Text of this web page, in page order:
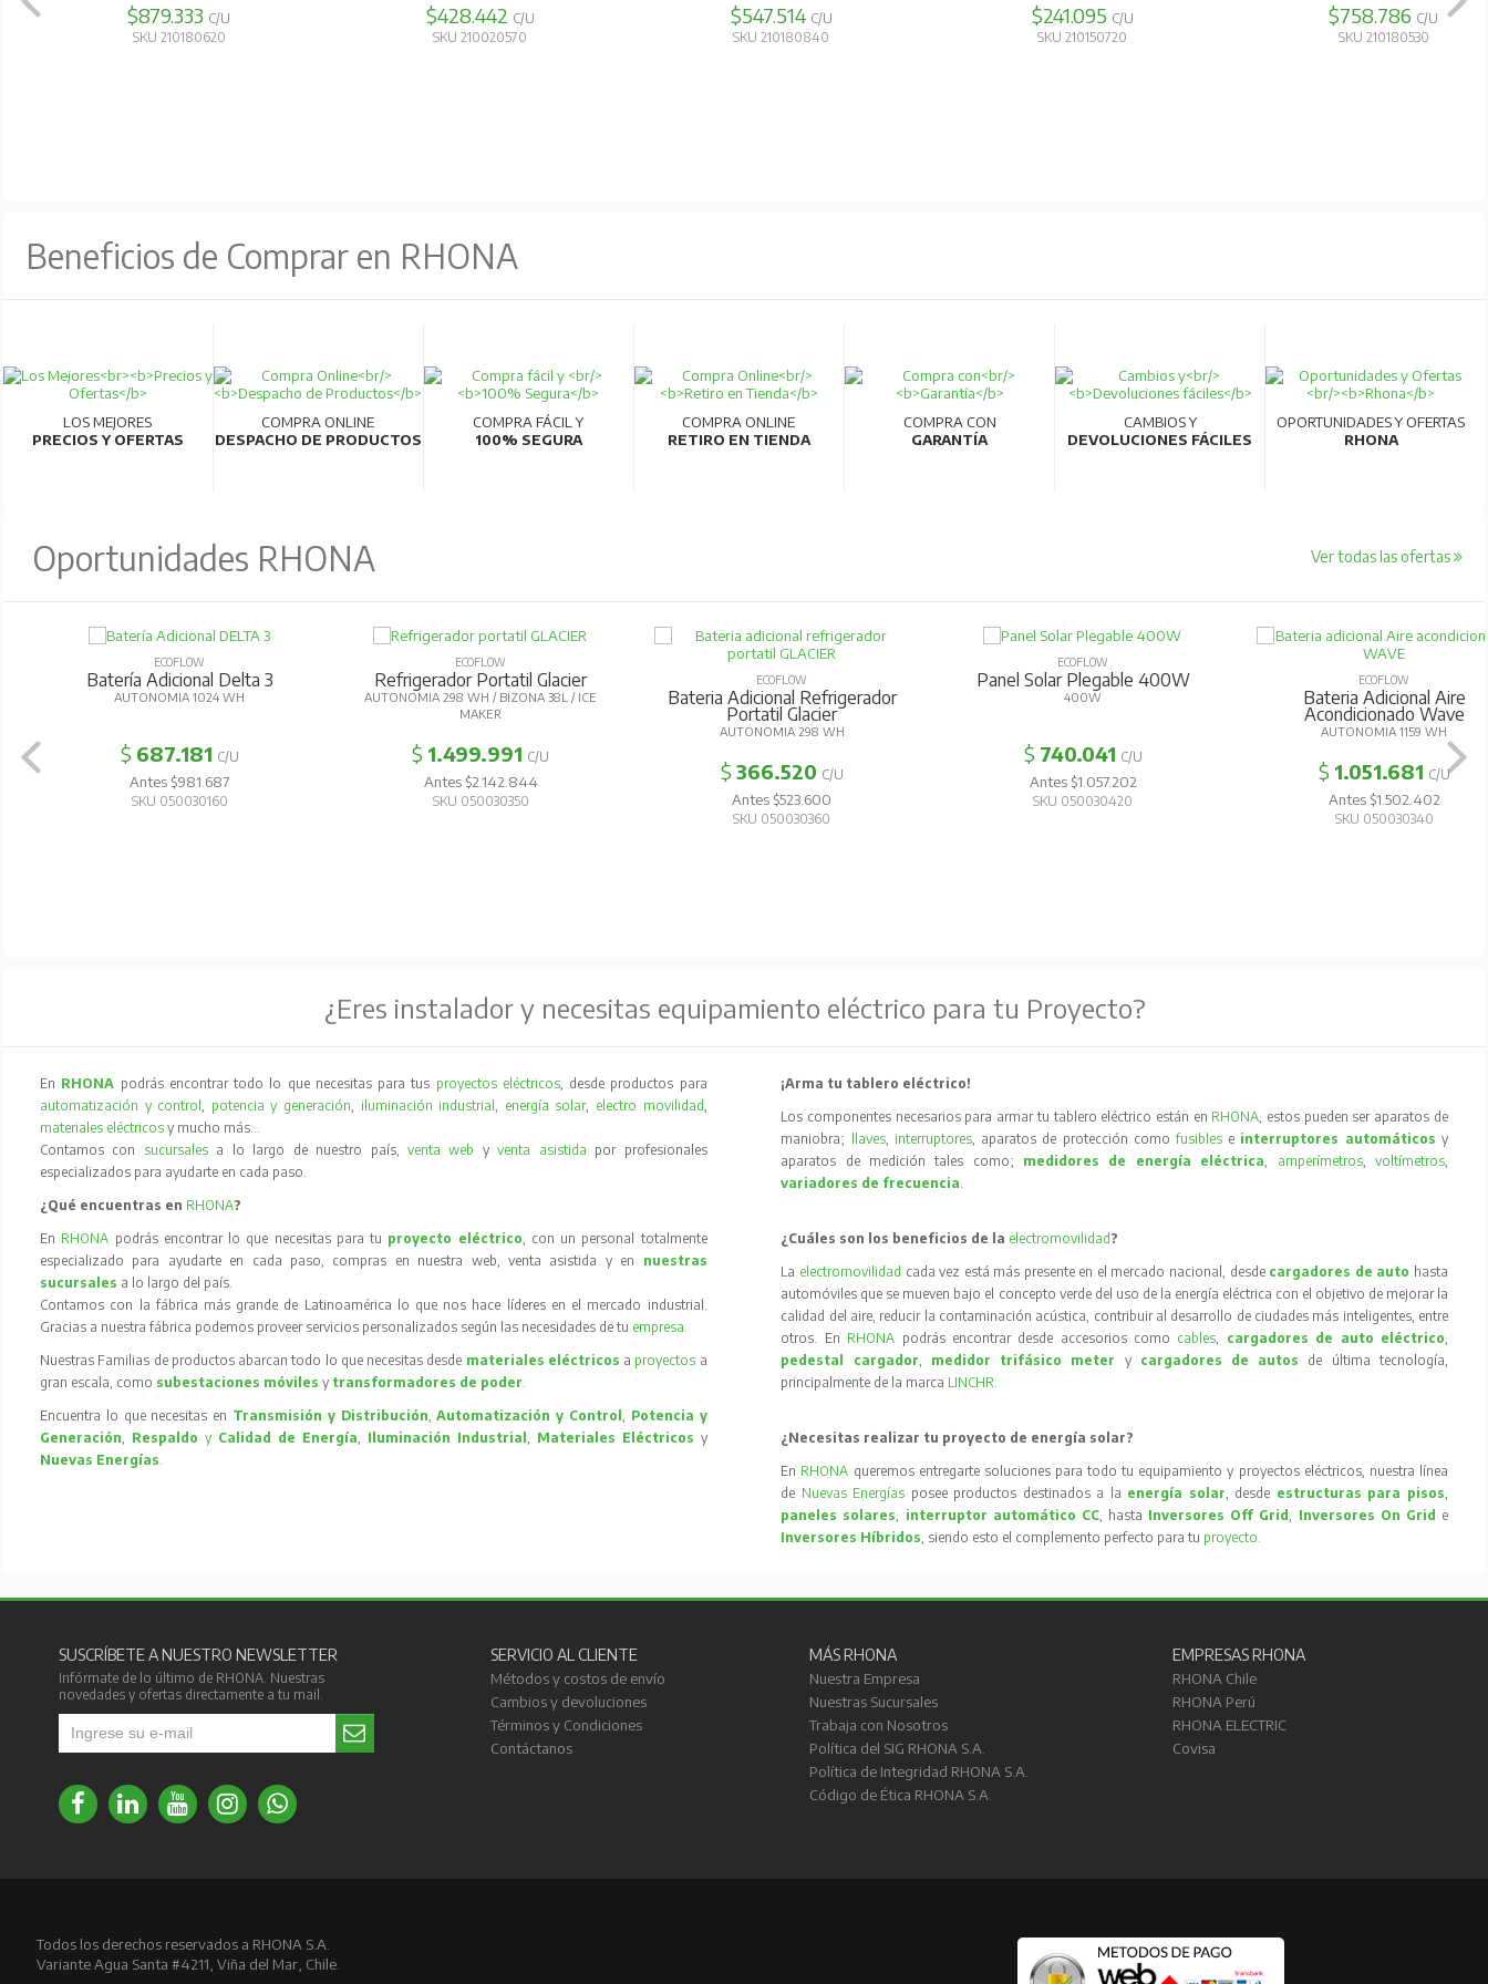
Alta calidad y eficiencia:
Producidos en líneas de fabricación robotizadas que garantizan alta productividad y calidad.
$879.333 C/U
SKU 210180620
$428.442 C/U
SKU 210020570
$547.514 C/U
SKU 210180840
$241.095 C/U
SKU 210150720
$758.786 C/U
SKU 210180530
Beneficios de Comprar en RHONA
LOS MEJORES
PRECIOS Y OFERTAS
COMPRA ONLINE
DESPACHO DE PRODUCTOS
COMPRA FÁCIL Y
100% SEGURA
COMPRA ONLINE
RETIRO EN TIENDA
COMPRA CON
GARANTÍA
CAMBIOS Y
DEVOLUCIONES FÁCILES
OPORTUNIDADES Y OFERTAS
RHONA
Oportunidades RHONA Ver todas las ofertas
ECOFLOW
Batería Adicional Delta 3
AUTONOMIA 1024 WH
$ 687.181 C/U
Antes $981.687
SKU 050030160
ECOFLOW
Refrigerador Portatil Glacier
AUTONOMIA 298 WH / BIZONA 38L / ICE
MAKER
$ 1.499.991 C/U
Antes $2.142.844
SKU 050030350
ECOFLOW
Bateria Adicional Refrigerador
Portatil Glacier
AUTONOMIA 298 WH
$ 366.520 C/U
Antes $523.600
SKU 050030360
ECOFLOW
Panel Solar Plegable 400W
400W
$ 740.041 C/U
Antes $1.057.202
SKU 050030420
ECOFLOW
Bateria Adicional Aire
Acondicionado Wave
AUTONOMIA 1159 WH
$ 1.051.681 C/U
Antes $1.502.402
SKU 050030340
¿Eres instalador y necesitas equipamiento eléctrico para tu Proyecto?
En RHONA podrás encontrar todo lo que necesitas para tus proyectos eléctricos, desde productos para
automatización y control, potencia y generación, iluminación industrial, energía solar, electro movilidad,
materiales eléctricos y mucho más…
Contamos con sucursales a lo largo de nuestro país, venta web yventa asistida por profesionales
especializados para ayudarte en cada paso.
¿Qué encuentras en RHONA?
En RHONA podrás encontrar lo que necesitas para tu proyecto eléctrico, con un personal totalmente
especializado para ayudarte en cada paso, compras en nuestra web, venta asistida y en nuestras
sucursales a lo largo del país.
Contamos con la fábrica más grande de Latinoamérica lo que nos hace líderes en el mercado industrial.
Gracias a nuestra fábrica podemos proveer servicios personalizados según las necesidades de tu empresa.
Nuestras Familias de productos abarcan todo lo que necesitas desde materiales eléctricos a proyectos a
gran escala, como subestaciones móvilesy transformadores de poder.
Encuentra lo que necesitas en Transmisión y Distribución,Automatización y Control, Potencia y
Generación, Respaldo y Calidad de Energía, Iluminación Industrial , Materiales Eléctricos y
Nuevas Energías.
¡Arma tu tablero eléctrico!
Los componentes necesarios para armar tu tablero eléctrico están en RHONA, estos pueden ser aparatos de
maniobra;
llaves, interruptores, aparatos de protección comofusibles e interruptores automáticos y
aparatos de medición tales como; medidores de energía eléctrica, amperímetros, voltímetros,
variadores de frecuencia.
¿Cuáles son los beneficios de la electromovilidad ?
La electromovilidad cada vez está más presente en el mercado nacional, desde cargadores de auto hasta
automóviles que se mueven bajo el concepto verde del uso de la energía eléctrica con el objetivo de mejorar la
calidad del aire, reducir la contaminación acústica, contribuir al desarrollo de ciudades más inteligentes, entre
otros. En RHONA podrás encontrar desde accesorios como cables, cargadores de auto eléctrico,
pedestal cargador, medidor trifásico meter y cargadores de autos
de última tecnología,
principalmente de la marca LINCHR.
¿Necesitas realizar tu proyecto de energía solar?
En RHONA queremos entregarte soluciones para todo tu equipamiento y proyectos eléctricos, nuestra línea
de Nuevas Energías posee productos destinados a la energía solar, desde estructuras para pisos,
paneles solares, interruptor automático CC, hasta Inversores Off Grid, Inversores On Grid e
Inversores Híbridos, siendo esto el complemento perfecto para tu proyecto.
SUSCRÍBETE A NUESTRO NEWSLETTER
Infórmate de lo último de RHONA. Nuestras
novedades y ofertas directamente a tu mail.
SERVICIO AL CLIENTE
Métodos y costos de envío
Cambios y devoluciones
Términos y Condiciones
Contáctanos
MÁS RHONA
Nuestra Empresa
Nuestras Sucursales
Trabaja con Nosotros
Política del SIG RHONA S.A.
Política de Integridad RHONA S.A.
Código de Ética RHONA S.A.
EMPRESAS RHONA
RHONA Chile
RHONA Perú
RHONA ELECTRIC
Covisa
Todos los derechos reservados a RHONA S.A.
Variante Agua Santa #4211, Viña del Mar, Chile.